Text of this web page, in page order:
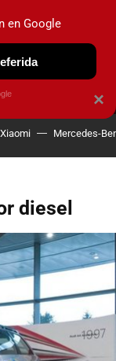
NUEVO
Xiaomi Mercedes-
diesel
×
en Google